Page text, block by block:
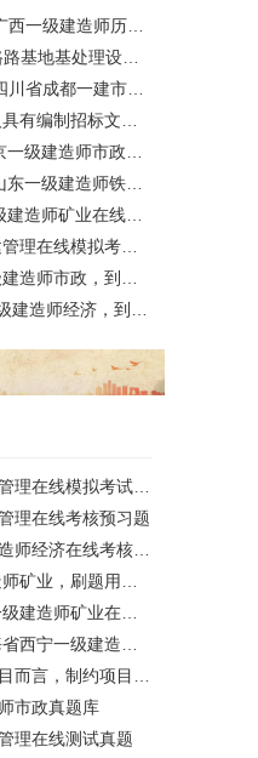
造师历年题库重点资料
桩,以下关于CFG桩施工要求正确的有()。
都一建市政科目题目
组织评标的能力，则招标人()。
市政在线测试模拟真题软件
师铁路模拟习题培训试卷
业在线考核试卷内部题库
考试，如何一次就考过？
政，到底有多难考过？
经济，到底难不难考？
拟考试，如何一次就考过？
理在线考核预习题
济在线考核模拟练习题
刷题用什么方法好？
矿业在线模拟历年题库
建造师矿业模拟练习题
目规模大小的首要因素是()。
市政真题库
理在线测试真题